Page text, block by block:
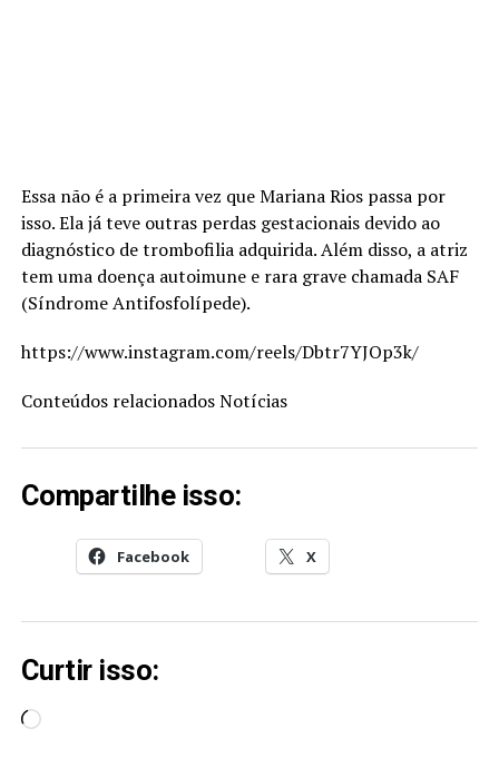
Essa não é a primeira vez que Mariana Rios passa por
isso. Ela já teve outras perdas gestacionais devido ao
diagnóstico de trombofilia adquirida. Além disso, a atriz
tem uma doença autoimune e rara grave chamada SAF
(Síndrome Antifosfolípede).
https://www.instagram.com/reels/Dbtr7YJOp3k/
Conteúdos relacionadosNotícias
Compartilhe isso:
Facebook X
Curtir isso:
Carregando...